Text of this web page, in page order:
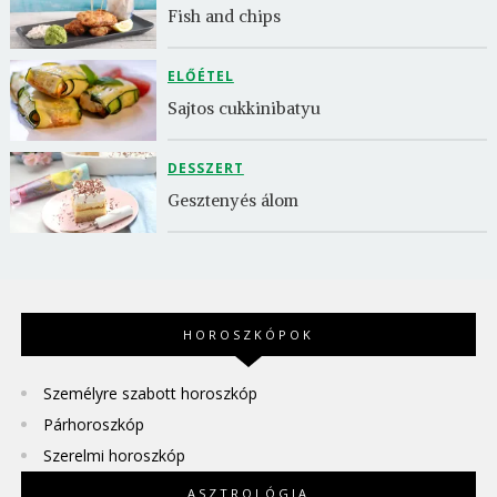
Fish and chips
ELŐÉTEL
Sajtos cukkinibatyu
DESSZERT
Gesztenyés álom
HOROSZKÓPOK
Személyre szabott horoszkóp
Párhoroszkóp
Szerelmi horoszkóp
ASZTROLÓGIA